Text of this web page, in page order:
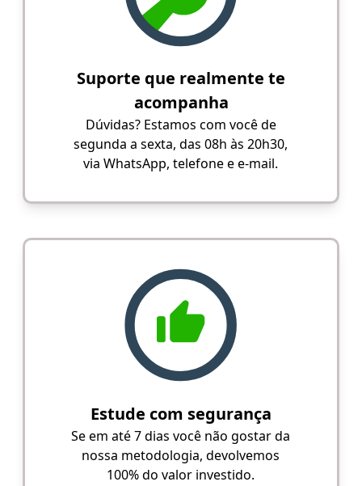
Suporte que realmente te
acompanha
Dúvidas? Estamos com você de
segunda a sexta, das 08h às 20h30,
via WhatsApp, telefone e e-mail.
Estude com segurança
Se em até 7 dias você não gostar da
nossa metodologia, devolvemos
100% do valor investido.